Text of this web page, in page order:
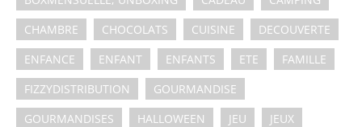
CHAMBRE
CHOCOLATS CUISINE
DECOUVERTE
ENFANCE
ENFANT ENFANTS ETE
FAMILLE
FIZZYDISTRIBUTION
GOURMANDISE
GOURMANDISES
HALLOWEEN JEU
JEUX